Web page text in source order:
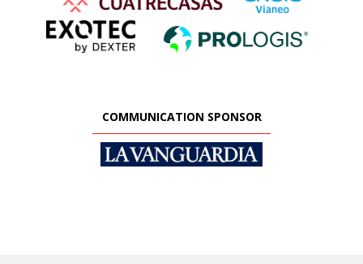
COMMUNICATION SPONSOR